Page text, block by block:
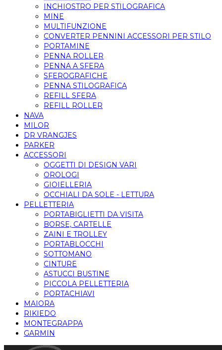
INCHIOSTRO PER STILOGRAFICA
MINE
MULTIFUNZIONE
CONVERTER PENNINI ACCESSORI PER STILO
PORTAMINE
PENNA ROLLER
PENNA A SFERA
SFEROGRAFICHE
PENNA STILOGRAFICA
REFILL SFERA
REFILL ROLLER
NAVA
MILOR
DR VRANGJES
PARKER
ACCESSORI
OGGETTI DI DESIGN VARI
OROLOGI
GIOIELLERIA
OCCHIALI DA SOLE - LETTURA
PELLETTERIA
PORTABIGLIETTI DA VISITA
BORSE, CARTELLE
ZAINI E TROLLEY
PORTABLOCCHI
SOTTOMANO
CINTURE
ASTUCCI BUSTINE
PICCOLA PELLETTERIA
PORTACHIAVI
MAIORA
RIKIEDO
MONTEGRAPPA
GARMIN